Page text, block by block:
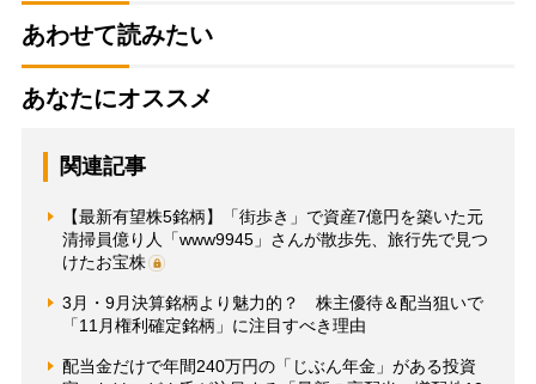
あわせて読みたい
あなたにオススメ
関連記事
【最新有望株5銘柄】「街歩き」で資産7億円を築いた元
清掃員億り人「www9945」さんが散歩先、旅行先で見つ
けたお宝株
3月・9月決算銘柄より魅力的？ 株主優待＆配当狙いで
「11月権利確定銘柄」に注目すべき理由
配当金だけで年間240万円の「じぶん年金」がある投資